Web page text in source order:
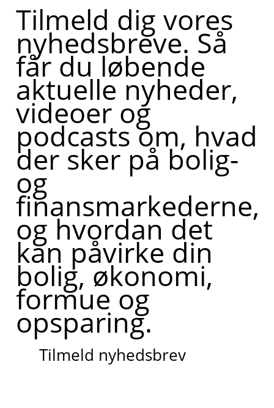
Tilmeld dig vores
nyhedsbreve. Så
får du løbende
aktuelle nyheder,
videoer og
podcasts om, hvad
der sker på bolig-
og
finansmarkederne,
og hvordan det
kan påvirke din
bolig, økonomi,
formue og
opsparing.
Tilmeld nyhedsbrev